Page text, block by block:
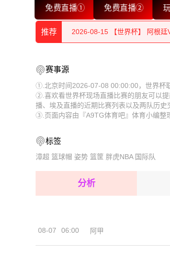
免费直播① 免费直播②
推荐
2026-08-15 【世界杯】 阿根廷
2026-08-15 【世界杯】 阿根廷
2026-08-15 【世界杯】 阿根廷
2026-08-15 【世界杯】 阿根廷
2026-08-15 【世界杯】 阿根廷
2026-08-14 【世界杯】 阿根廷
2026-08-15 【世界杯】 阿根廷
2026-08-15 【世界杯】 阿根廷
2026-08-15 【世界杯】 阿根廷
2026-08-15 【世界杯】 阿根廷
2026-08-14 【世界杯】 阿根廷
赛事源
①.北京时间2026-07-08 00:00:00，世界杯
②.喜欢看世界杯现场直播比赛的朋友可以
播、埃及直播的近期比赛列表以及两队历史
③.页面内容由『A9TG体育吧』体育小编整
标签
漳超 篮球帽 姿势 篮筐 胖虎NBA 国际队
分析
08-07 06:00 阿甲